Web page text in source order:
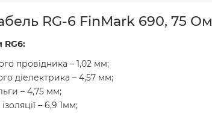
RG-6 FinMark 690, 75 Ом
RG6:
провідника – 1,02 мм;
діелектрика – 4,57 мм;
– 4,75 мм;
– 6,9 1мм;